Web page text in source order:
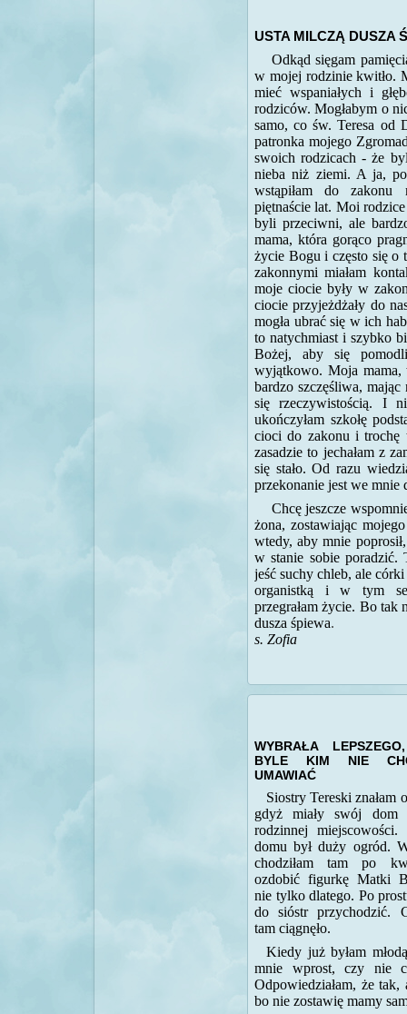
USTA MILCZĄ DUSZA
Odkąd sięgam
w mojej rodzinie kwitło.
mieć wspaniałych i
rodziców. Mogłabym o
samo, co św. Teresa od
patronka mojego
swoich rodzicach - że
nieba niż ziemi. A ja,
wstąpiłam do zakonu
piętnaście lat. Moi
byli przeciwni, ale
mama, która gorąco
życie Bogu i często się o
zakonnymi miałam
moje ciocie były w
ciocie przyjeżdżały do
mogła ubrać się w ich
to natychmiast i szybko
Bożej, aby się
wyjątkowo. Moja mama,
bardzo szczęśliwa, mając
się rzeczywistością. I
ukończyłam szkołę
cioci do zakonu i trochę
zasadzie to jechałam z
się stało. Od razu
przekonanie jest we mnie
Chcę jeszcze
żona, zostawiając
wtedy, aby mnie
w stanie sobie poradzić.
jeść suchy chleb, ale
organistką i w tym
przegrałam życie. Bo tak
dusza śpiewa.
s. Zofia
WYBRAŁA
BYLE KIM NIE
UMAWIAĆ
Siostry Tereski znałam
gdyż miały swój
rodzinnej
domu był duży ogród.
chodziłam tam po
ozdobić figurkę Matki
nie tylko dlatego. Po
do sióstr przychodzić.
tam ciągnęło.
Kiedy już byłam
mnie wprost, czy nie
Odpowiedziałam, że
bo nie zostawię mamy